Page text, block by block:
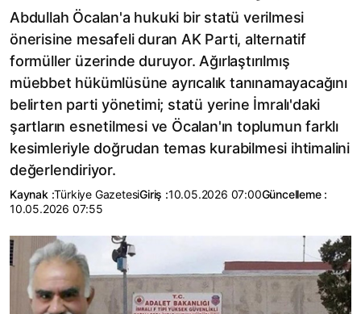
Abdullah Öcalan'a hukuki bir statü verilmesi
önerisine mesafeli duran AK Parti, alternatif
formüller üzerinde duruyor. Ağırlaştırılmış
müebbet hükümlüsüne ayrıcalık tanınamayacağını
belirten parti yönetimi; statü yerine İmralı'daki
şartların esnetilmesi ve Öcalan'ın toplumun farklı
kesimleriyle doğrudan temas kurabilmesi ihtimalini
değerlendiriyor.
Kaynak :Türkiye GazetesiGiriş :10.05.2026 07:00Güncelleme :
10.05.2026 07:55